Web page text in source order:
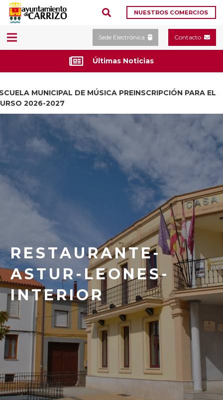
NUESTROS COMERCIOS
Sede Electrónica Contacto
Últimas Noticias
MUNICIPAL DE MÚSICA PREINSCRIPCIÓN PARA EL
2026-2027
RESTAURANTE-
ASTUR-LEONES-
INTERIOR